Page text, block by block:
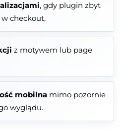
, gdy plugin zbyt
checkout,
z motywem lub page
mobilna mimo pozornie
wyglądu.